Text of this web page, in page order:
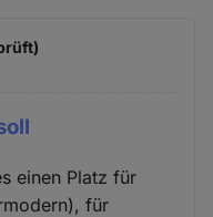
einen Platz für
für